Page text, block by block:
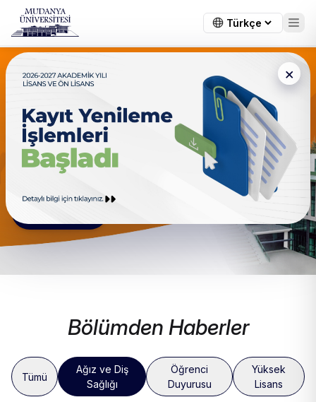
×
Ağız ve Diş Sağlığı
Ağız ve Diş Sağlığında Profesyonel Bir Kariyere Adım Atın
Bölümden Haberler
Tümü
Ağız ve Diş
Sağlığı
Öğrenci
Duyurusu
Yüksek
Lisans